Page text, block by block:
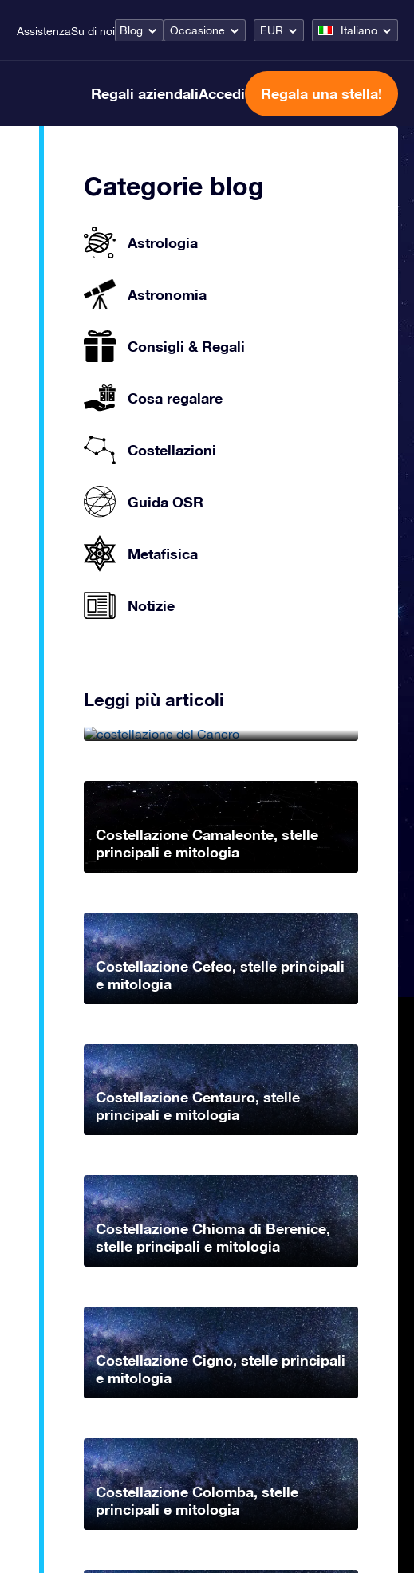
AssistenzaSu di noi Blog Occasione EUR Italiano
Regali aziendaliAccedi Regala una stella!
Categorie blog
Astrologia
Astronomia
Consigli & Regali
Cosa regalare
Costellazioni
Guida OSR
Metafisica
Notizie
Leggi più articoli
Costellazione Cancro, stelle
Costellazione Camaleonte, stelle
principali e mitologia
Costellazione Cefeo, stelle principali
e mitologia
Costellazione Centauro, stelle
principali e mitologia
Costellazione Chioma di Berenice,
stelle principali e mitologia
Costellazione Cigno, stelle principali
e mitologia
Costellazione Colomba, stelle
principali e mitologia